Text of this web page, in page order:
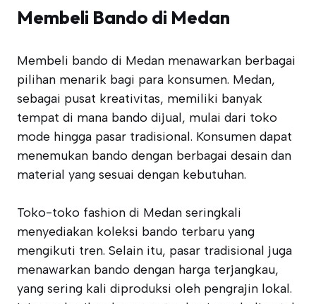
Membeli Bando di Medan
Membeli bando di Medan menawarkan berbagai
pilihan menarik bagi para konsumen. Medan,
sebagai pusat kreativitas, memiliki banyak
tempat di mana bando dijual, mulai dari toko
mode hingga pasar tradisional. Konsumen dapat
menemukan bando dengan berbagai desain dan
material yang sesuai dengan kebutuhan.
Toko-toko fashion di Medan seringkali
menyediakan koleksi bando terbaru yang
mengikuti tren. Selain itu, pasar tradisional juga
menawarkan bando dengan harga terjangkau,
yang sering kali diproduksi oleh pengrajin lokal.